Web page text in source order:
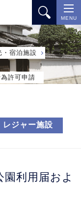
MENU
レジャー施設
・宿泊施設
許可申請
利用届およ